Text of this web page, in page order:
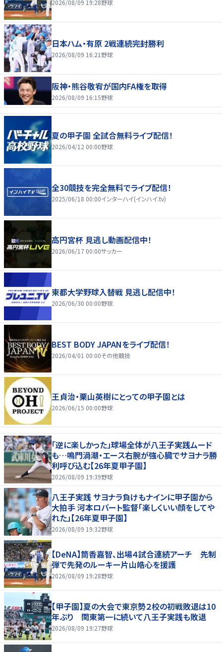
2026/08/09 19:28野球
日本ハム・有原 2戦連続完封勝利
2026/08/09 16:21 野球
阪神・熊谷敬宥が国内FA権を取得
2026/08/09 16:15野球
夏の甲子園 全試合無料ライブ配信！
2026/04/12 00:00野球
全30競技を完全無料でライブ配信！
2025/06/18 00:00インターハイ(インハイ.tv)
高円宮杯 見逃し動画配信中！
2026/06/17 00:00サッカー
東都大学野球入替戦 見逃し配信中！
2026/06/30 00:00野球
BEST BODY JAPANをライブ配信！
2026/04/01 00:00その他競技
王貞治・栗山英樹にとっての甲子園とは
2026/06/15 00:00野球
「逆に楽しかった」球場全体が八王子実践ムード
も…鳴門渦潮・エース右腕が強心臓でサヨナラ勝
利呼び込む【26年夏甲子園】
2026/08/09 19:39野球
八王子実践 サヨナラ負けもナインに甲子園から
大拍手 河本ロバート監督「楽しくいい顔をしてや
れた」【26年夏甲子園】
2026/08/09 19:32野球
【DeNA】筒香嘉智、出場４試合連続アーチ 先制
弾で先発のルーキー片山皓心を援護
2026/08/09 19:28野球
【甲子園】夏の大会で東京勢２校の初戦敗退は10
年ぶり 関東第一に続いて八王子実践も敗退
2026/08/09 19:27野球